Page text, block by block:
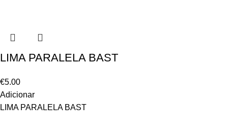
LIMA PARALELA BAST
€5.00
Adicionar
LIMA PARALELA BAST